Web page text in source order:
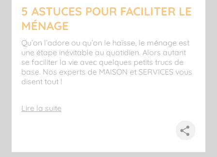
5 ASTUCES POUR FACILITER LE
MÉNAGE
Qu’on l’adore ou qu’on le haïsse, le ménage est
une étape inévitable au quotidien. Alors autant
se faciliter la vie avec quelques petits trucs de
base. Nos experts de MAISON et SERVICES vous
disent tout !
Lire la suite